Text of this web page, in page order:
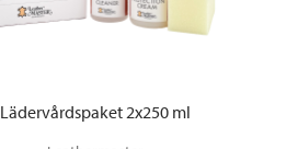
Lädervårdspaket 2x250 ml